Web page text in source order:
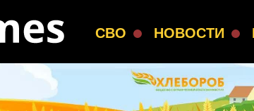
СВО НОВОСТИ